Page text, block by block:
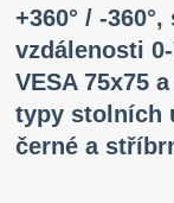
+360° / -
vzdálenosti
VESA 75x75
typy stolních
černé a